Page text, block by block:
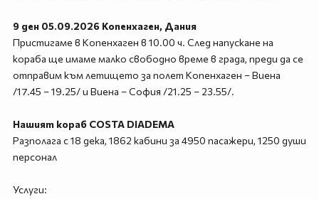
9 ден 05.09.2026 Копенхаген, Дания
Пристигаме в Копенхаген в 10.00 ч. След напускане на
кораба ще имаме малко свободно време в града, преди да се
отправим към летището за полет Копенхаген – Виена
/17.45 – 19.25/ и Виена – София /21.25 – 23.55/.
Нашият кораб COSTA DIADEMA
Разполага с 18 дека, 1862 кабини за 4950 пасажери, 1250 души
персонал
Услуги: